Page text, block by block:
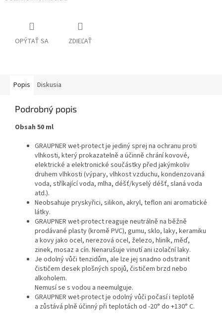
OPÝTAŤ SA ZDIEĽAŤ
Popis Diskusia
Podrobný popis
Obsah 50 ml
GRAUPNER wet-protect je jediný sprej na ochranu proti
vlhkosti, který prokazatelně a účinně chrání kovové,
elektrické a elektronické součástky před jakýmkoliv
druhem vlhkosti (výpary, vlhkost vzduchu, kondenzovaná
voda, stříkající voda, mlha, déšť/kyselý déšť, slaná voda
atd.).
Neobsahuje pryskyřici, silikon, akryl, teflon ani aromatické
látky.
GRAUPNER wet-protect reaguje neutrálně na běžně
prodávané plasty (kromě PVC), gumu, sklo, laky, keramiku
a kovy jako ocel, nerezová ocel, železo, hliník, měď,
zinek, mosaz a cín. Nenarušuje vinutí ani izolační laky.
Je odolný vůči tenzidům, ale lze jej snadno odstranit
čističem desek plošných spojů, čističem brzd nebo
alkoholem.
Nemusí se s vodou a neemulguje.
GRAUPNER wet-protect je odolný vůči počasí i teplotě
a zůstává plně účinný při teplotách od -20° do +130° C.